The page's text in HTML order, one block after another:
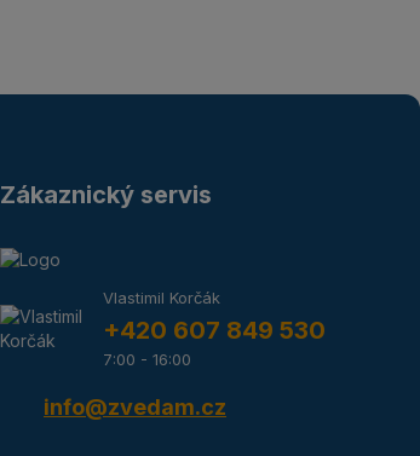
Zákaznický servis
Vlastimil Korčák
+420 607 849 530
7:00 - 16:00
info@zvedam.cz